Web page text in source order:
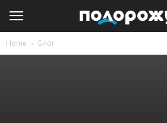
Home Блог